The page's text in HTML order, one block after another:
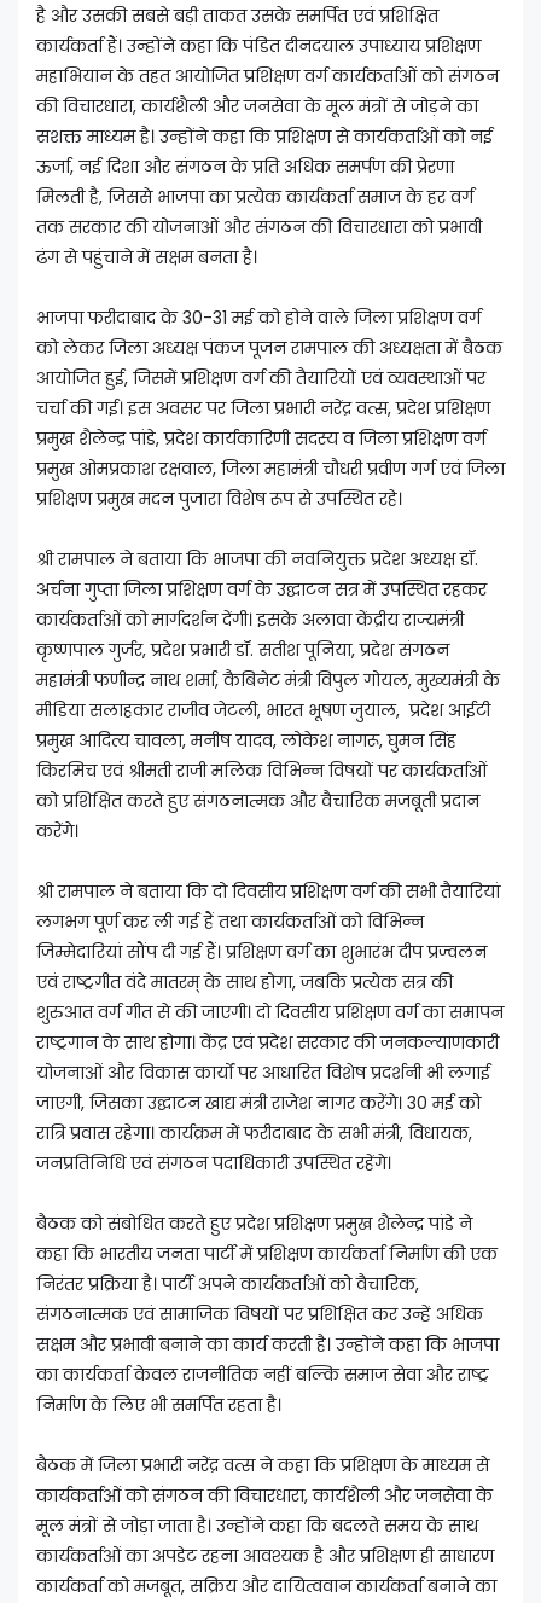
है और उसकी सबसे बड़ी ताकत उसके समर्पित एवं प्रशिक्षित
कार्यकर्ता हैं। उन्होंने कहा कि पंडित दीनदयाल उपाध्याय प्रशिक्षण
महाभियान के तहत आयोजित प्रशिक्षण वर्ग कार्यकर्ताओं को संगठन
की विचारधारा, कार्यशैली और जनसेवा के मूल मंत्रों से जोड़ने का
सशक्त माध्यम है। उन्होंने कहा कि प्रशिक्षण से कार्यकर्ताओं को नई
ऊर्जा, नई दिशा और संगठन के प्रति अधिक समर्पण की प्रेरणा
मिलती है, जिससे भाजपा का प्रत्येक कार्यकर्ता समाज के हर वर्ग
तक सरकार की योजनाओं और संगठन की विचारधारा को प्रभावी
ढंग से पहुंचाने में सक्षम बनता है।
भाजपा फरीदाबाद के 30-31 मई को होने वाले जिला प्रशिक्षण वर्ग
को लेकर जिला अध्यक्ष पंकज पूजन रामपाल की अध्यक्षता में बैठक
आयोजित हुई, जिसमें प्रशिक्षण वर्ग की तैयारियों एवं व्यवस्थाओं पर
चर्चा की गई। इस अवसर पर जिला प्रभारी नरेंद्र वत्स, प्रदेश प्रशिक्षण
प्रमुख शैलेन्द्र पांडे, प्रदेश कार्यकारिणी सदस्य व जिला प्रशिक्षण वर्ग
प्रमुख ओमप्रकाश रक्षवाल, जिला महामंत्री चौधरी प्रवीण गर्ग एवं जिला
प्रशिक्षण प्रमुख मदन पुजारा विशेष रूप से उपस्थित रहे।
श्री रामपाल ने बताया कि भाजपा की नवनियुक्त प्रदेश अध्यक्ष डॉ.
अर्चना गुप्ता जिला प्रशिक्षण वर्ग के उद्घाटन सत्र में उपस्थित रहकर
कार्यकर्ताओं को मार्गदर्शन देंगी। इसके अलावा केंद्रीय राज्यमंत्री
कृष्णपाल गुर्जर, प्रदेश प्रभारी डॉ. सतीश पूनिया, प्रदेश संगठन
महामंत्री फणीन्द्र नाथ शर्मा, कैबिनेट मंत्री विपुल गोयल, मुख्यमंत्री के
मीडिया सलाहकार राजीव जेटली, भारत भूषण जुयाल, प्रदेश आईटी
प्रमुख आदित्य चावला, मनीष यादव, लोकेश नागरू, घुमन सिंह
किरमिच एवं श्रीमती राजी मलिक विभिन्न विषयों पर कार्यकर्ताओं
को प्रशिक्षित करते हुए संगठनात्मक और वैचारिक मजबूती प्रदान
करेंगे।
श्री रामपाल ने बताया कि दो दिवसीय प्रशिक्षण वर्ग की सभी तैयारियां
लगभग पूर्ण कर ली गई हैं तथा कार्यकर्ताओं को विभिन्न
जिम्मेदारियां सौंप दी गई हैं। प्रशिक्षण वर्ग का शुभारंभ दीप प्रज्वलन
एवं राष्ट्रगीत वंदे मातरम् के साथ होगा, जबकि प्रत्येक सत्र की
शुरुआत वर्ग गीत से की जाएगी। दो दिवसीय प्रशिक्षण वर्ग का समापन
राष्ट्रगान के साथ होगा। केंद्र एवं प्रदेश सरकार की जनकल्याणकारी
योजनाओं और विकास कार्यों पर आधारित विशेष प्रदर्शनी भी लगाई
जाएगी, जिसका उद्घाटन खाद्य मंत्री राजेश नागर करेंगे। 30 मई को
रात्रि प्रवास रहेगा। कार्यक्रम में फरीदाबाद के सभी मंत्री, विधायक,
जनप्रतिनिधि एवं संगठन पदाधिकारी उपस्थित रहेंगे।
बैठक को संबोधित करते हुए प्रदेश प्रशिक्षण प्रमुख शैलेन्द्र पांडे ने
कहा कि भारतीय जनता पार्टी में प्रशिक्षण कार्यकर्ता निर्माण की एक
निरंतर प्रक्रिया है। पार्टी अपने कार्यकर्ताओं को वैचारिक,
संगठनात्मक एवं सामाजिक विषयों पर प्रशिक्षित कर उन्हें अधिक
सक्षम और प्रभावी बनाने का कार्य करती है। उन्होंने कहा कि भाजपा
का कार्यकर्ता केवल राजनीतिक नहीं बल्कि समाज सेवा और राष्ट्र
निर्माण के लिए भी समर्पित रहता है।
बैठक में जिला प्रभारी नरेंद्र वत्स ने कहा कि प्रशिक्षण के माध्यम से
कार्यकर्ताओं को संगठन की विचारधारा, कार्यशैली और जनसेवा के
मूल मंत्रों से जोड़ा जाता है। उन्होंने कहा कि बदलते समय के साथ
कार्यकर्ताओं का अपडेट रहना आवश्यक है और प्रशिक्षण ही साधारण
कार्यकर्ता को मजबूत, सक्रिय और दायित्ववान कार्यकर्ता बनाने का